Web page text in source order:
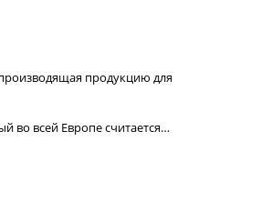
продукцию для
во всей Европе считается…